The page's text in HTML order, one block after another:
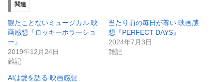
関連
観たことないミュージカル:映
画感想『ロッキーホラーショ
ー』
2019年12月24日
雑記
当たり前の毎日が尊い:映画感
想『PERFECT DAYS』
2024年7月3日
雑記
AIは愛を語る:映画感想